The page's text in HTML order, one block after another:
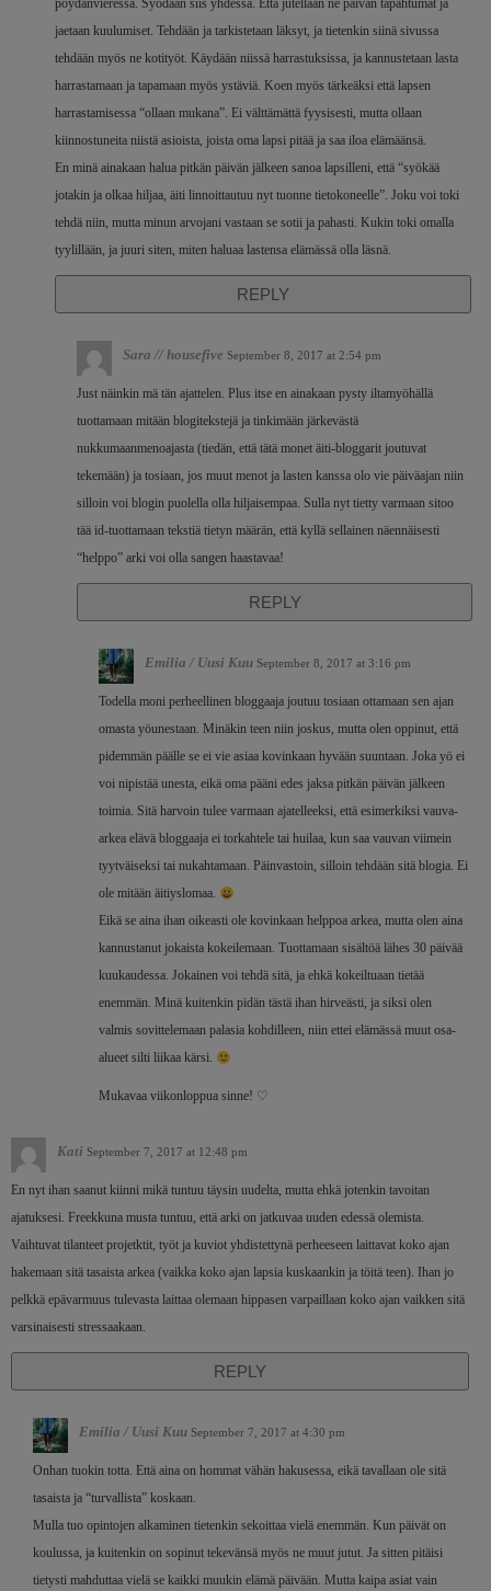
pöydänvieressä. Syödään siis yhdessä. Että jutellaan ne päivän tapahtumat ja
jaetaan kuulumiset. Tehdään ja tarkistetaan läksyt, ja tietenkin siinä sivussa
tehdään myös ne kotityöt. Käydään niissä harrastuksissa, ja kannustetaan lasta
harrastamaan ja tapamaan myös ystäviä. Koen myös tärkeäksi että lapsen
harrastamisessa “ollaan mukana”. Ei välttämättä fyysisesti, mutta ollaan
kiinnostuneita niistä asioista, joista oma lapsi pitää ja saa iloa elämäänsä.
En minä ainakaan halua pitkän päivän jälkeen sanoa lapsilleni, että “syökää
jotakin ja olkaa hiljaa, äiti linnoittautuu nyt tuonne tietokoneelle”. Joku voi toki
tehdä niin, mutta minun arvojani vastaan se sotii ja pahasti. Kukin toki omalla
tyylillään, ja juuri siten, miten haluaa lastensa elämässä olla läsnä.
REPLY
Sara // housefive September 8, 2017 at 2:54 pm
Just näinkin mä tän ajattelen. Plus itse en ainakaan pysty iltamyöhällä
tuottamaan mitään blogitekstejä ja tinkimään järkevästä
nukkumaanmenoajasta (tiedän, että tätä monet äiti-bloggarit joutuvat
tekemään) ja tosiaan, jos muut menot ja lasten kanssa olo vie päiväajan niin
silloin voi blogin puolella olla hiljaisempaa. Sulla nyt tietty varmaan sitoo
tää id-tuottamaan tekstiä tietyn määrän, että kyllä sellainen näennäisesti
“helppo” arki voi olla sangen haastavaa!
REPLY
Emilia / Uusi Kuu September 8, 2017 at 3:16 pm
Todella moni perheellinen bloggaaja joutuu tosiaan ottamaan sen ajan
omasta yöunestaan. Minäkin teen niin joskus, mutta olen oppinut, että
pidemmän päälle se ei vie asiaa kovinkaan hyvään suuntaan. Joka yö ei
voi nipistää unesta, eikä oma pääni edes jaksa pitkän päivän jälkeen
toimia. Sitä harvoin tulee varmaan ajatelleeksi, että esimerkiksi vauva-
arkea elävä bloggaaja ei torkahtele tai huilaa, kun saa vauvan viimein
tyytväiseksi tai nukahtamaan. Päinvastoin, silloin tehdään sitä blogia. Ei
ole mitään äitiyslomaa.
Eikä se aina ihan oikeasti ole kovinkaan helppoa arkea, mutta olen aina
kannustanut jokaista kokeilemaan. Tuottamaan sisältöä lähes 30 päivää
kuukaudessa. Jokainen voi tehdä sitä, ja ehkä kokeiltuaan tietää
enemmän. Minä kuitenkin pidän tästä ihan hirveästi, ja siksi olen
valmis sovittelemaan palasia kohdilleen, niin ettei elämässä muut osa-
alueet silti liikaa kärsi.
Mukavaa viikonloppua sinne! ♡
Kati September 7, 2017 at 12:48 pm
En nyt ihan saanut kiinni mikä tuntuu täysin uudelta, mutta ehkä jotenkin tavoitan
ajatuksesi. Freekkuna musta tuntuu, että arki on jatkuvaa uuden edessä olemista.
Vaihtuvat tilanteet projetktit, työt ja kuviot yhdistettynä perheeseen laittavat koko ajan
hakemaan sitä tasaista arkea (vaikka koko ajan lapsia kuskaankin ja töitä teen). Ihan jo
pelkkä epävarmuus tulevasta laittaa olemaan hippasen varpaillaan koko ajan vaikken sitä
varsinaisesti stressaakaan.
REPLY
Emilia / Uusi Kuu September 7, 2017 at 4:30 pm
Onhan tuokin totta. Että aina on hommat vähän hakusessa, eikä tavallaan ole sitä
tasaista ja “turvallista” koskaan.
Mulla tuo opintojen alkaminen tietenkin sekoittaa vielä enemmän. Kun päivät on
koulussa, ja kuitenkin on sopinut tekevänsä myös ne muut jutut. Ja sitten pitäisi
tietysti mahduttaa vielä se kaikki muukin elämä päivään. Mutta kaipa asiat vain